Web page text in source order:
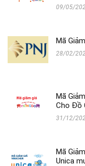
09/05/
Mã
28/02/
Mã
Cho Đồ
31/12/
Mã
Unica